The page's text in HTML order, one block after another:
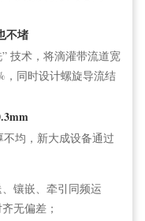
不堵
技术，将滴灌带流道宽
，同时设计螺旋导流结
均，新大成设备通过
镶嵌、牵引同频运
无偏差；